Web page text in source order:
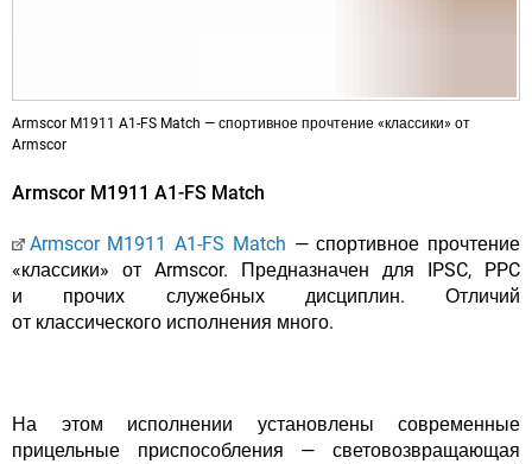
Armscor M1911 A1-FS Match — спортивное прочтение «классики» от
Armscor
Armscor M1911 A1-FS Match
Armscor M1911 A1-FS Match — спортивное прочтение
«классики» от Armscor. Предназначен для IPSC, PPC
и прочих служебных дисциплин. Отличий
от классического исполнения много.
На этом исполнении установлены современные
прицельные приспособления — световозвращающая